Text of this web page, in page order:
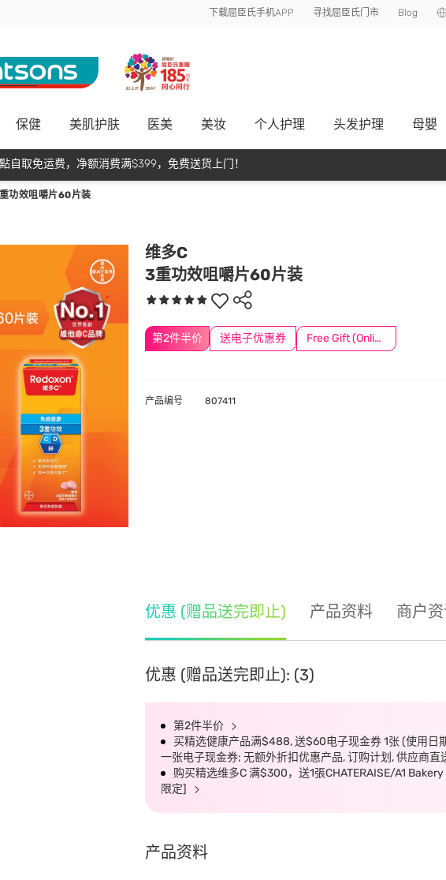
即减$50 下载屈臣氏手机APP 寻找屈臣氏门市 Blog
保健 美肌护肤 医美 美妆 个人护理 头发护理 母嬰
自取免运费，净额消费满$399，免费送货上门！
功效咀嚼片60片装
维多C
3重功效咀嚼片60片装
第2件半价 送电子优惠券 Free Gift (Online Exclusive)
产品编号 807411
优惠 (赠品送完即止) 产品资料 商户
优惠 (赠品送完即止): (3)
第2件半价
买精选健康产品满$488, 送$60电子现金券 1张 (使用
一张电子现金券; 无额外折扣优惠产品, 订购计划, 供应商直
购买精选维多C 满$300，送1張CHATERAISE/A1
限定]
产品资料